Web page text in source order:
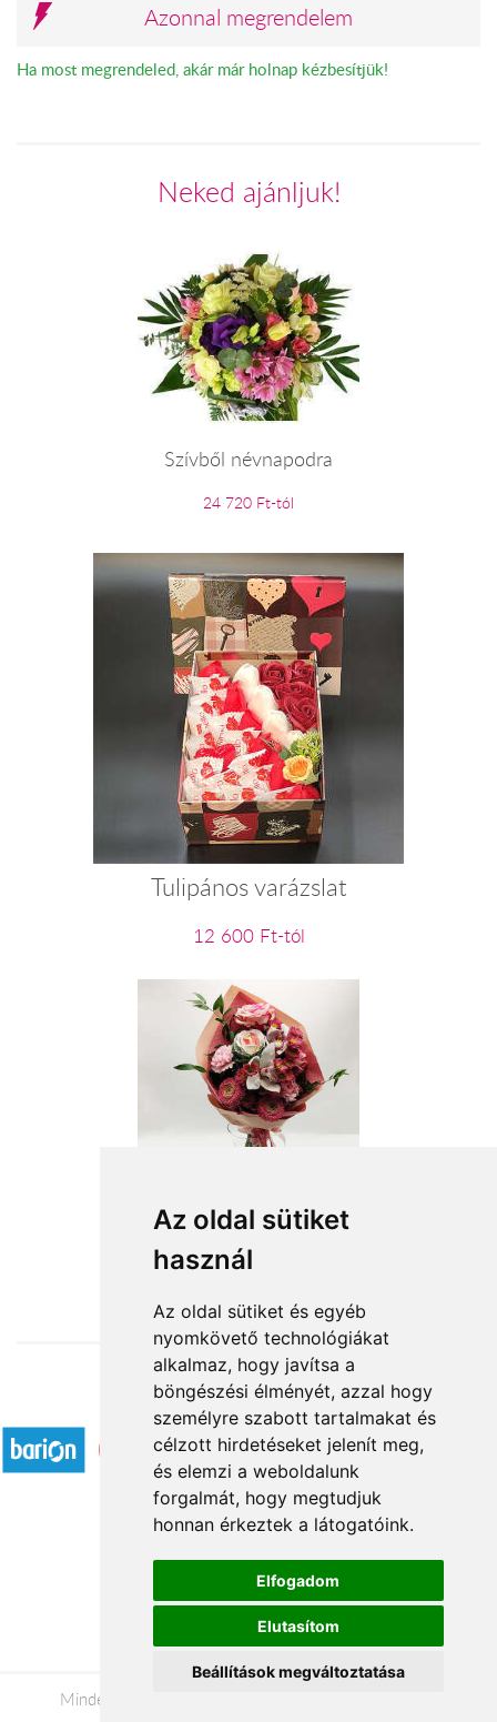
Az oldal sütiket
használ
Az oldal sütiket és egyéb
nyomkövető technológiákat
alkalmaz, hogy javítsa a
böngészési élményét, azzal hogy
személyre szabott tartalmakat és
célzott hirdetéseket jelenít meg,
és elemzi a weboldalunk
forgalmát, hogy megtudjuk
honnan érkeztek a látogatóink.
Elfogadom
Elutasítom
Beállítások megváltoztatása
Azonnal megrendelem
Ha most megrendeled, akár már holnap kézbesítjük!
Neked ajánljuk!
Szívből névnapodra
24 720 Ft-tól
Tulipános varázslat
12 600 Ft-tól
Boldog névnapot
19 600 Ft-tól
Elfogadott fizetési módok
Á.SZ.F.
Impresszum
Adatkezelési tájékoztató
Minden jog fenntartva © 2026 |